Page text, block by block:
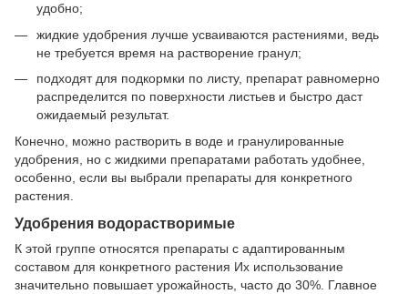
удобно;
жидкие удобрения лучше усваиваются растениями, ведь
не требуется время на растворение гранул;
подходят для подкормки по листу, препарат равномерно
распределится по поверхности листьев и быстро даст
ожидаемый результат.
Конечно, можно растворить в воде и гранулированные
удобрения, но с жидкими препаратами работать удобнее,
особенно, если вы выбрали препараты для конкретного
растения.
Удобрения водорастворимые
К этой группе относятся препараты с адаптированным
составом для конкретного растения Их использование
значительно повышает урожайность, часто до 30%. Главное